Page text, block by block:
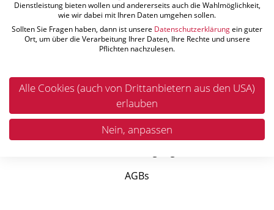
Österreich
Leistungen
Referenzen
Aktuelle Stellenangebote
AGBs
Dienstleistung bieten wollen und andererseits auch die Wahlmöglichkeit,
wie wir dabei mit Ihren Daten umgehen sollen.
Sollten Sie Fragen haben, dann ist unsere Datenschutzerklärungein guter
Ort, um über die Verarbeitung Ihrer Daten, Ihre Rechte und unsere
Pflichten nachzulesen.
Alle Cookies (auch von Drittanbietern aus den USA)
erlauben
Nein, anpassen